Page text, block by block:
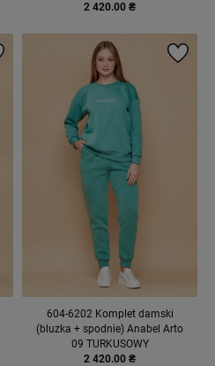
2 420.00 ₴
604-6202 Komplet damski
(bluzka + spodnie) Anabel Arto
09 TURKUSOWY
2 420.00 ₴